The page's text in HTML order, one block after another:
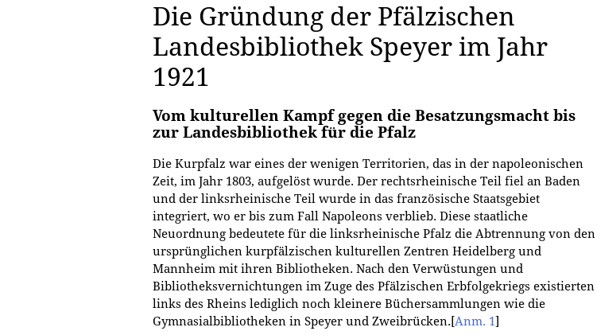
Die Gründung der Pfälzischen
Landesbibliothek Speyer im Jahr
1921
Vom kulturellen Kampf gegen die Besatzungsmacht bis
zur Landesbibliothek für die Pfalz
Die Kurpfalz war eines der wenigen Territorien, das in der napoleonischen
Zeit, im Jahr 1803, aufgelöst wurde. Der rechtsrheinische Teil fiel an Baden
und der linksrheinische Teil wurde in das französische Staatsgebiet
integriert, wo er bis zum Fall Napoleons verblieb. Diese staatliche
Neuordnung bedeutete für die linksrheinische Pfalz die Abtrennung von den
ursprünglichen kurpfälzischen kulturellen Zentren Heidelberg und
Mannheim mit ihren Bibliotheken. Nach den Verwüstungen und
Bibliotheksvernichtungen im Zuge des Pfälzischen Erbfolgekriegs existierten
links des Rheins lediglich noch kleinere Büchersammlungen wie die
Gymnasialbibliotheken in Speyer und Zweibrücken. [Anm. 1]